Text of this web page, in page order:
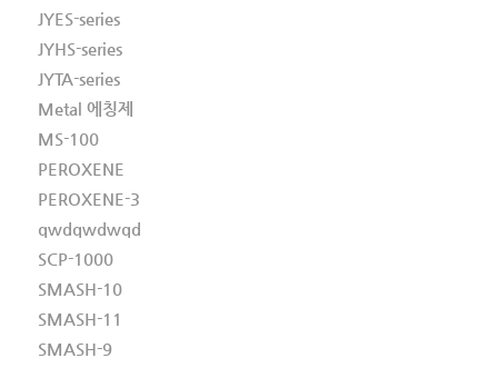
JYES-series
JYHS-series
JYTA-series
Metal 에칭제
MS-100
PEROXENE
PEROXENE-3
qwdqwdwqd
SCP-1000
SMASH-10
SMASH-11
SMASH-9